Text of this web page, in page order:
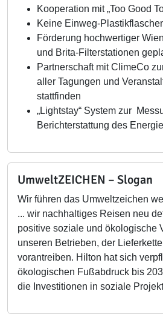
Kooperation mit „Too Good
Keine Einweg-
Förderung hochwertiger
und Brita-Filterstationen
Partnerschaft mit ClimeCo
aller Tagungen und
stattfinden
„Lightstay“ System zur
Berichterstattung des
UmweltZEICHEN – Slogan
Wir führen das Umweltzeichen
... wir nachhaltiges Reisen neu
positive soziale und ökologische
unseren Betrieben, der
vorantreiben. Hilton hat sich
ökologischen Fußabdruck bis
die Investitionen in soziale